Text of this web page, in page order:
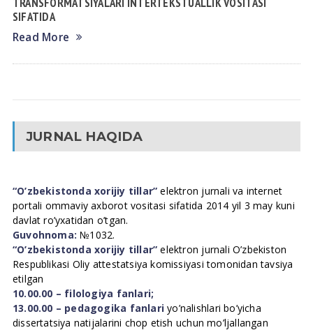
SIFATIDA
Read More
JURNAL HAQIDA
“O’zbekistonda xorijiy tillar” elektron jurnali va internet
portali ommaviy axborot vositasi sifatida 2014 yil 3 may kuni
davlat ro’yxatidan o’tgan.
Guvohnoma: №1032.
“O’zbekistonda xorijiy tillar” elektron jurnali O’zbekiston
Respublikasi Oliy attestatsiya komissiyasi tomonidan tavsiya
etilgan
10.00.00 – filologiya fanlari;
13.00.00 – pedagogika fanlari yo’nalishlari bo’yicha
dissertatsiya natijalarini chop etish uchun mo’ljallangan